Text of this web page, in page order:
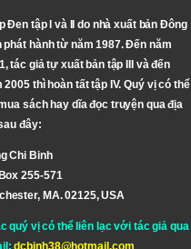
Đen tập I và II do nhà xuất bản Đông
phát hành từ năm 1987. Đến năm
tác giả tự xuất bản tập III và đến
2005 thì hoàn tất tập IV. Quý vị có thể
sách hay dĩa đọc truyện qua địa
đây:
Chi Binh
255-571
MA. 02125, USA
quý vị có thể liên lạc với tác giả qua
dcbinh38@hotmail.com